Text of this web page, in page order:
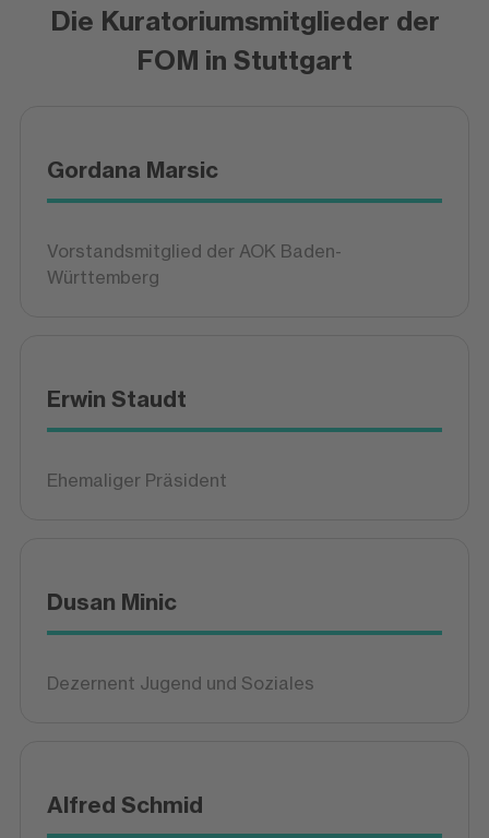
Die Kuratoriumsmitglieder der
FOM in Stuttgart
Gordana Marsic
Vorstandsmitglied der AOK Baden-
Württemberg
Erwin Staudt
Ehemaliger Präsident
Dusan Minic
Dezernent Jugend und Soziales
Alfred Schmid